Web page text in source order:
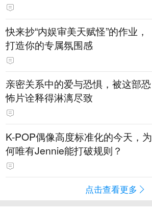
快来抄“内娱审美天赋怪”的作业，
打造你的专属氛围感
亲密关系中的爱与恐惧，被这部恐
怖片诠释得淋漓尽致
K-POP偶像高度标准化的今天，为
何唯有Jennie能打破规则？
点击查看更多